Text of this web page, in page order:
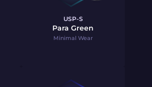
USP-S
Para Green
Minimal Wear